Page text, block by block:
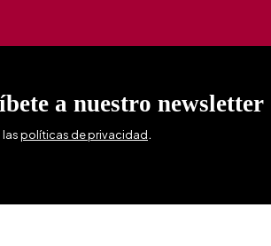
a nuestro newsletter
políticas de privacidad.